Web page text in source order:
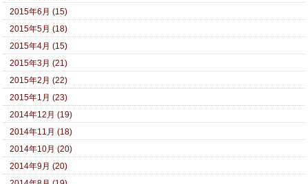
2015年6月 (15)
2015年5月 (18)
2015年4月 (15)
2015年3月 (21)
2015年2月 (22)
2015年1月 (23)
2014年12月 (19)
2014年11月 (18)
2014年10月 (20)
2014年9月 (20)